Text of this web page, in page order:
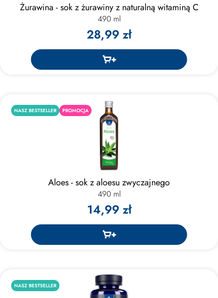
Żurawina - sok z żurawiny z naturalną witaminą C
490 ml
28,99 zł
NASZ BESTSELLER PROMOCJA
Aloes - sok z aloesu zwyczajnego
490 ml
14,99 zł
NASZ BESTSELLER